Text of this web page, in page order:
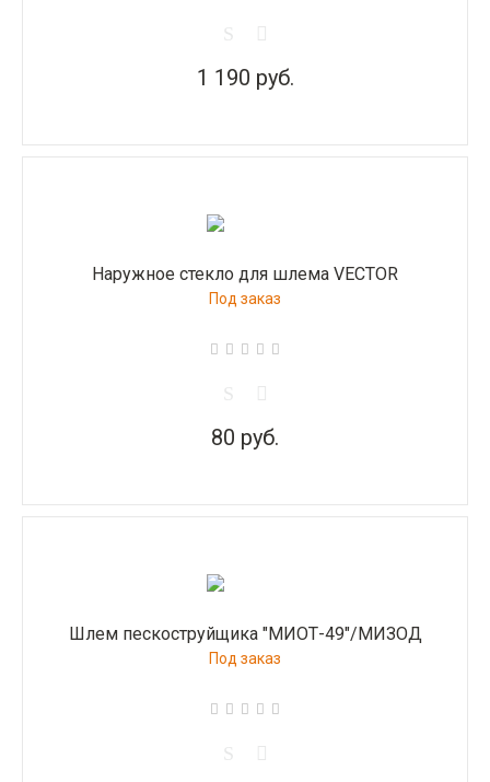
1 190 руб.
Наружное стекло для шлема VECTOR
Под заказ
80 руб.
Шлем пескоструйщика "МИОТ-49"/МИЗОД
Под заказ